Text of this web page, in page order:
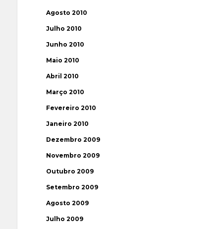
Agosto 2010
Julho 2010
Junho 2010
Maio 2010
Abril 2010
Março 2010
Fevereiro 2010
Janeiro 2010
Dezembro 2009
Novembro 2009
Outubro 2009
Setembro 2009
Agosto 2009
Julho 2009